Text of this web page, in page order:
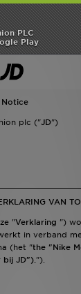
PLC
Play
JD
JD
Notice
plc ("JD")
VAN
"Verklaring ")
in verband
(het "the "Nike
bij JD").").